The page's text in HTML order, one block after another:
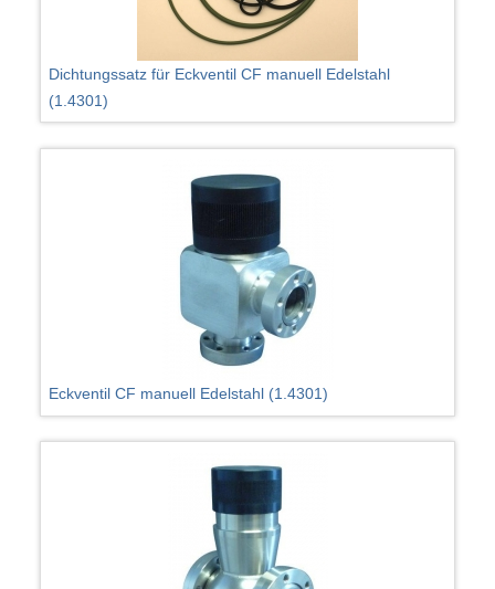
Dichtungssatz für Eckventil CF manuell Edelstahl
(1.4301)
Eckventil CF manuell Edelstahl (1.4301)